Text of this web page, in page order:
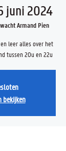
juni 2024
Armand Pien
leer alles over het
tussen 20u en 22u
bekijken